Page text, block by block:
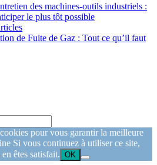
des machines-outils industriels :
le plus tôt possible
de Fuite de Gaz : Tout ce qu’il faut
pour vous garantir la meilleure
Si vous continuez à utiliser ce site,
êtes satisfait. OK